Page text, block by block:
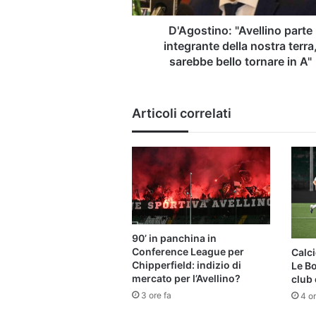
bello
D'Agostino: "Avellino parte
integrante della nostra terra,
sarebbe bello tornare in A"
Articoli correlati
90’ in panchina in
Conference League per
Chipperfield: indizio di
mercato per l’Avellino?
3 ore fa
Le
club
4